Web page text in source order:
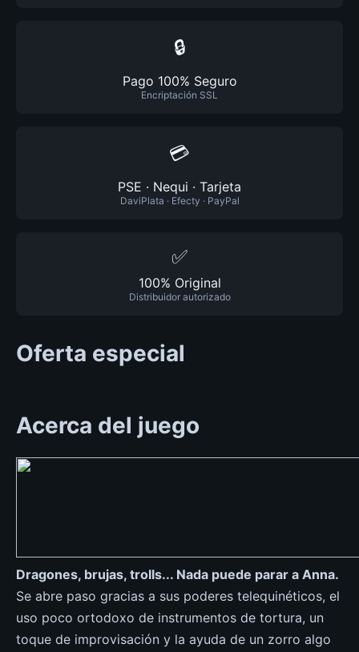
🔒
Pago 100% Seguro
Encriptación SSL
💳
PSE · Nequi · Tarjeta
DaviPlata · Efecty · PayPal
✅
100% Original
Distribuidor autorizado
Oferta especial
Acerca del juego
Dragones, brujas, trolls... Nada puede parar a Anna.
Se abre paso gracias a sus poderes telequinéticos, el
uso poco ortodoxo de instrumentos de tortura, un
toque de improvisación y la ayuda de un zorro algo